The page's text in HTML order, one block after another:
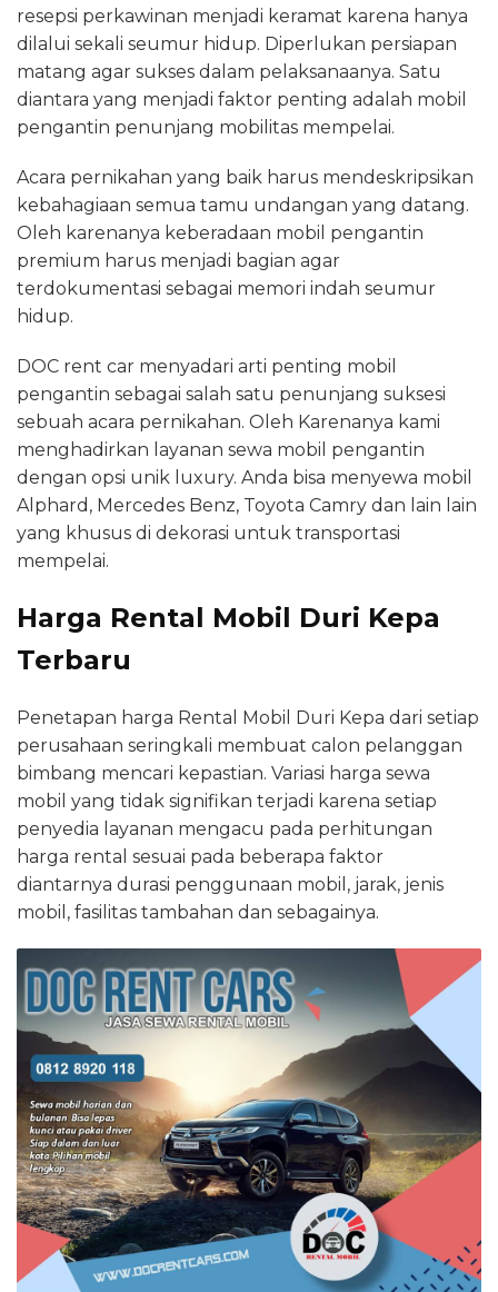
resepsi perkawinan menjadi keramat karena hanya
dilalui sekali seumur hidup. Diperlukan persiapan
matang agar sukses dalam pelaksanaanya. Satu
diantara yang menjadi faktor penting adalah mobil
pengantin penunjang mobilitas mempelai.
Acara pernikahan yang baik harus mendeskripsikan
kebahagiaan semua tamu undangan yang datang.
Oleh karenanya keberadaan mobil pengantin
premium harus menjadi bagian agar
terdokumentasi sebagai memori indah seumur
hidup.
DOC rent car menyadari arti penting mobil
pengantin sebagai salah satu penunjang suksesi
sebuah acara pernikahan. Oleh Karenanya kami
menghadirkan layanan sewa mobil pengantin
dengan opsi unik luxury. Anda bisa menyewa mobil
Alphard, Mercedes Benz, Toyota Camry dan lain lain
yang khusus di dekorasi untuk transportasi
mempelai.
Harga Rental Mobil Duri Kepa
Terbaru
Penetapan harga Rental Mobil Duri Kepa dari setiap
perusahaan seringkali membuat calon pelanggan
bimbang mencari kepastian. Variasi harga sewa
mobil yang tidak signifikan terjadi karena setiap
penyedia layanan mengacu pada perhitungan
harga rental sesuai pada beberapa faktor
diantarnya durasi penggunaan mobil, jarak, jenis
mobil, fasilitas tambahan dan sebagainya.